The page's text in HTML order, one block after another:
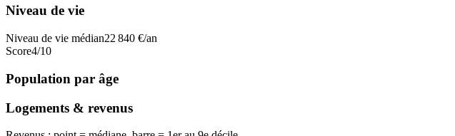
Niveau de vie
Niveau de vie médian22 840 €/an
Score4/10
Population par âge
Logements & revenus